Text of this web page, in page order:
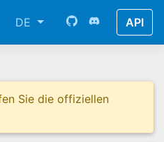
DE API
Sie die offiziellen